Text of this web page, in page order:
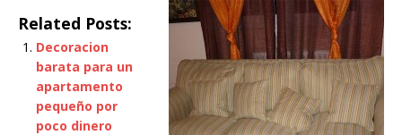
Related Posts:
Decoracion
barata para un
apartamento
pequeño por
poco dinero